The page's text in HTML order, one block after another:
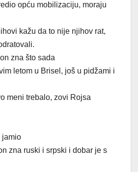
opću mobilizaciju, moraju
kažu da to nije njihov rat,
zna što sada
letom u Brisel, još u pidžami i
meni trebalo, zovi Rojsa
jamio
zna ruski i srpski i dobar je s